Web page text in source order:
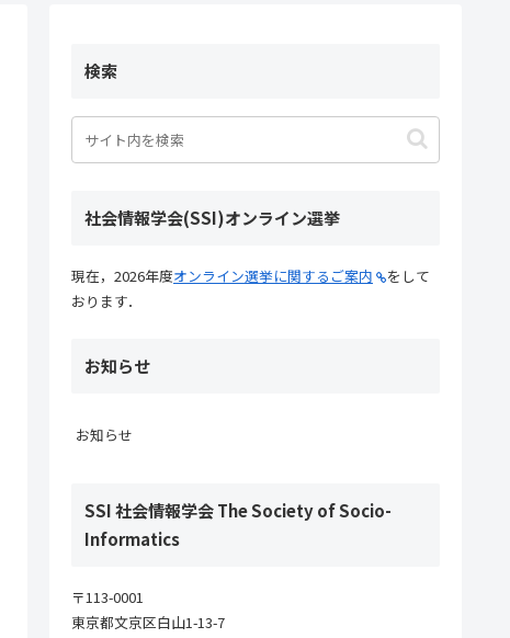
検索
社会情報学会(SSI)オンライン選挙
現在，2026年度オンライン選挙に関するご案内
をして
おります．
お知らせ
お知らせ
SSI 社会情報学会 The Society of Socio-
Informatics
〒113-0001
東京都文京区白山1-13-7